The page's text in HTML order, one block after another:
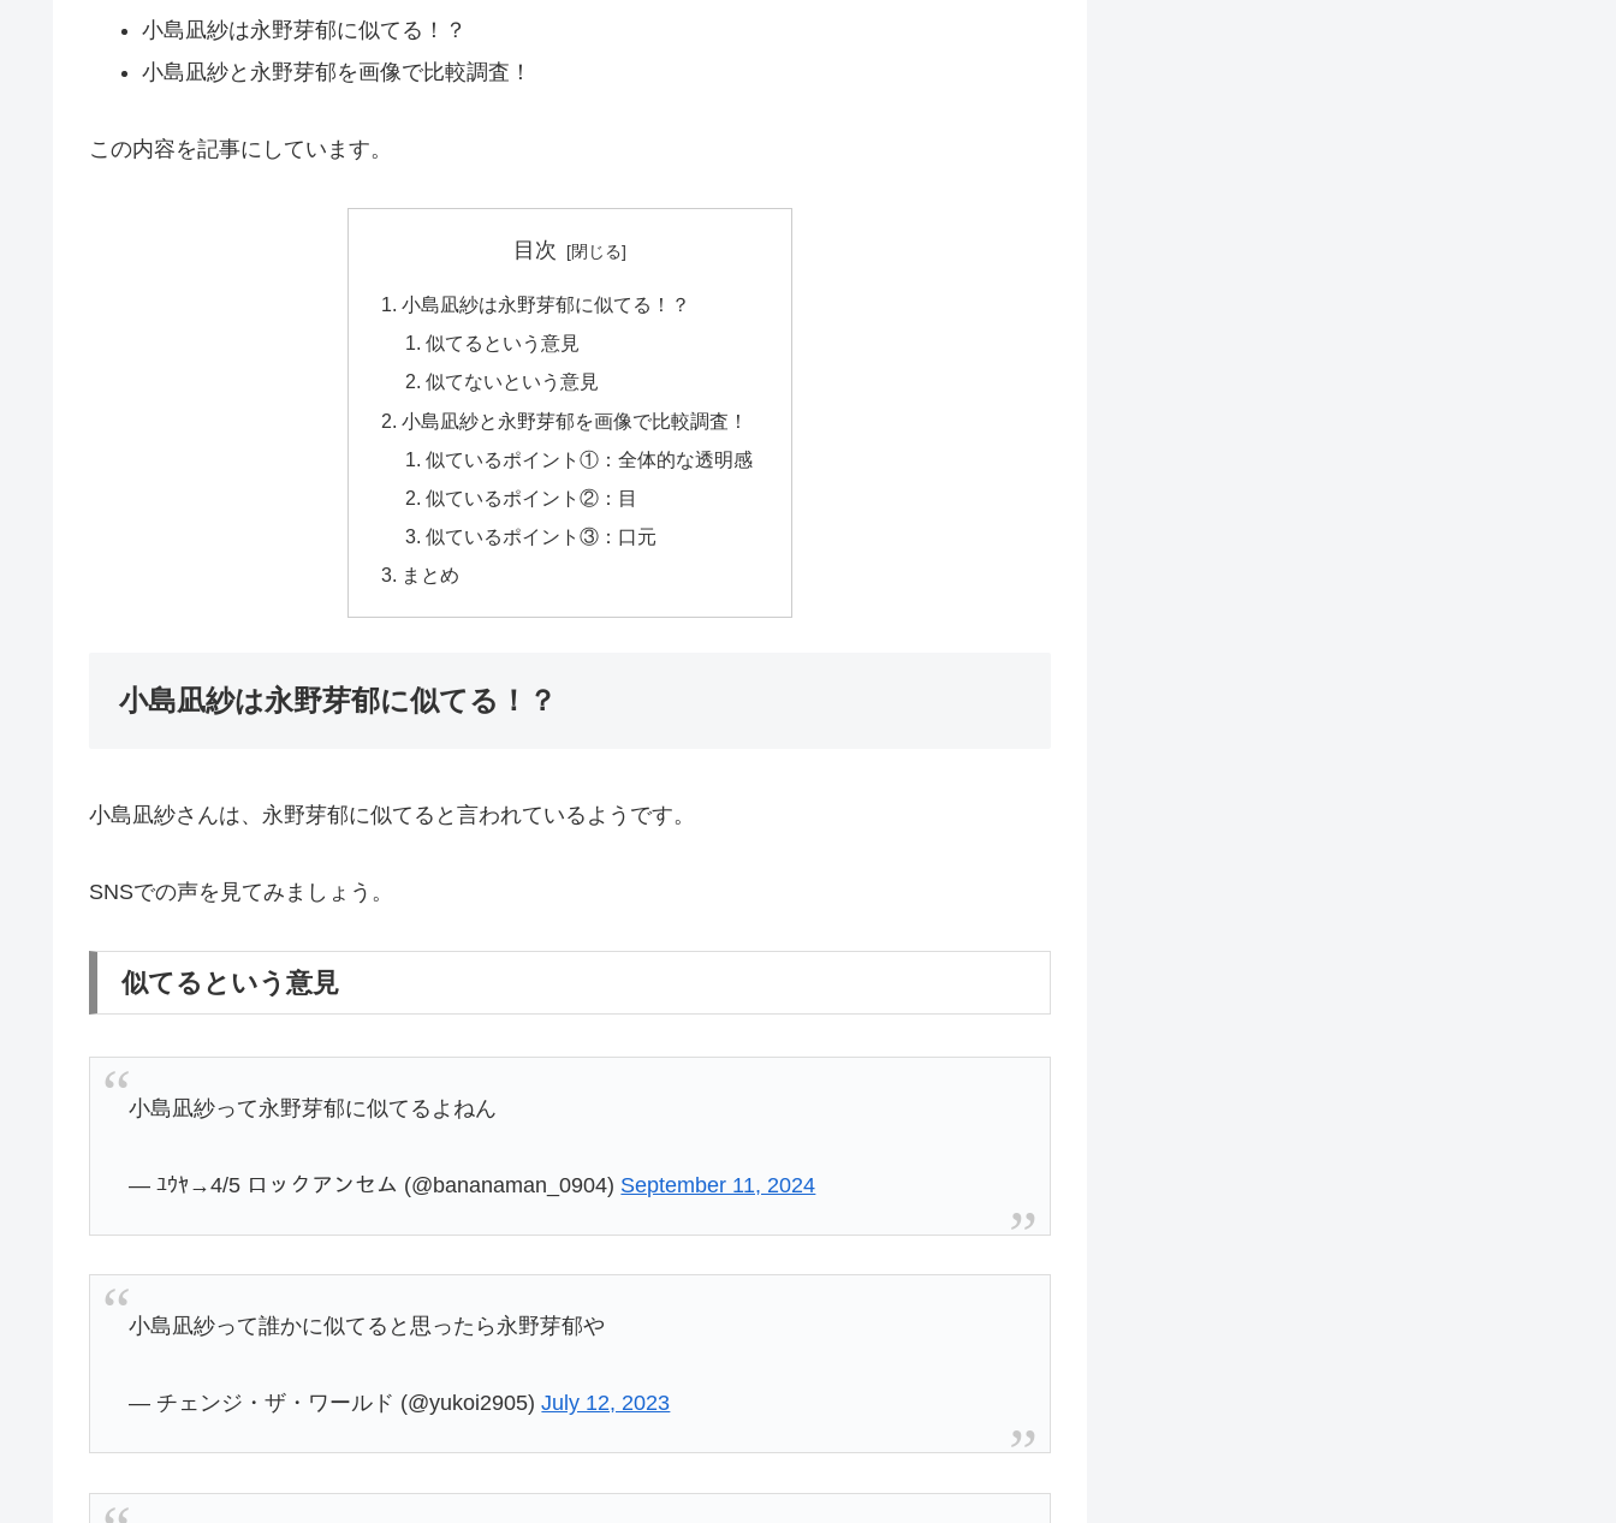
小島凪紗は永野芽郁に似てる！？
小島凪紗と永野芽郁を画像で比較調査！
この内容を記事にしています。
目次
小島凪紗は永野芽郁に似てる！？
似てるという意見
似てないという意見
小島凪紗と永野芽郁を画像で比較調査！
似ているポイント①：全体的な透明感
似ているポイント②：目
似ているポイント③：口元
まとめ
小島凪紗は永野芽郁に似てる！？
小島凪紗さんは、永野芽郁に似てると言われているようです。
SNSでの声を見てみましょう。
似てるという意見
小島凪紗って永野芽郁に似てるよねん
— ﾕｳﾔ→4/5 ロックアンセム (@bananaman_0904) September 11, 2024
小島凪紗って誰かに似てると思ったら永野芽郁や
— チェンジ・ザ・ワールド (@yukoi2905)July 12, 2023